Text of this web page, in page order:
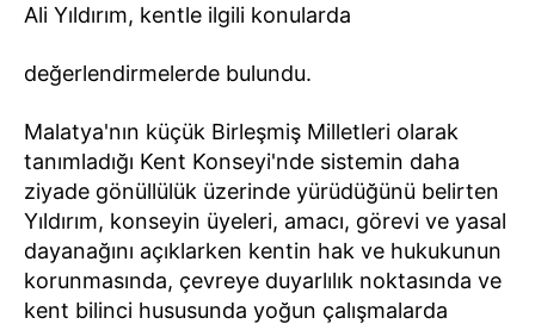
Ali Yıldırım, kentle ilgili konularda
değerlendirmelerde bulundu.
Malatya'nın küçük Birleşmiş Milletleri olarak
tanımladığı Kent Konseyi'nde sistemin daha
ziyade gönüllülük üzerinde yürüdüğünü belirten
Yıldırım, konseyin üyeleri, amacı, görevi ve yasal
dayanağını açıklarken kentin hak ve hukukunun
korunmasında, çevreye duyarlılık noktasında ve
kent bilinci hususunda yoğun çalışmalarda